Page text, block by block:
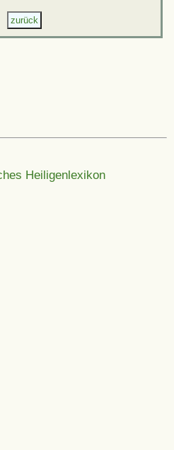
Heiligenlexikon